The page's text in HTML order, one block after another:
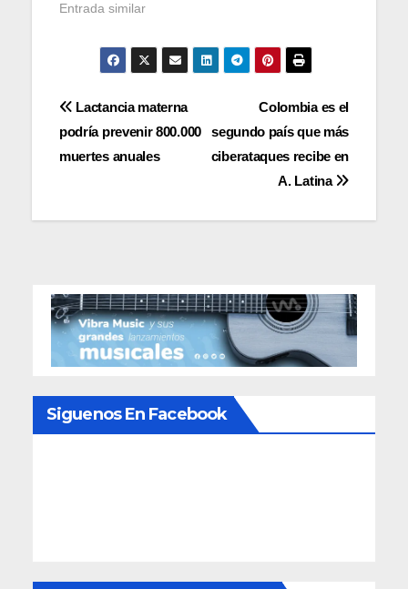
Entrada similar
Navegación
de
Colombia es el
segundo país que más
ciberataques recibe en
A. Latina
Lactancia materna
podría prevenir 800.000
muertes anuales
Siguenos En Facebook